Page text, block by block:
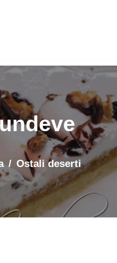
Ostali deserti